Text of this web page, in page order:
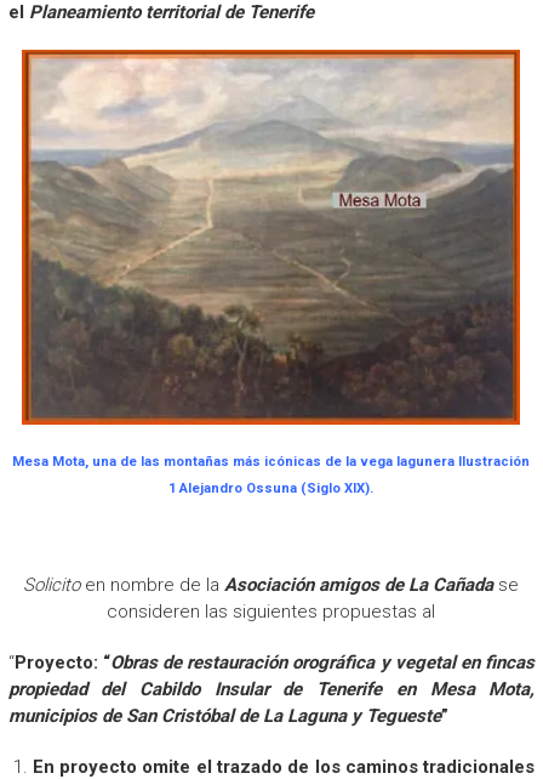
el Planeamiento territorial de Tenerife
Mesa Mota, una de las montañas más icónicas de la vega lagunera Ilustración
1 Alejandro Ossuna (Siglo XIX).
Solicito en nombre de laAsociación amigos de La Cañada se
consideren las siguientes propuestas al
“Proyecto: “Obras de restauración orográfica y vegetal en fincas
propiedad del Cabildo Insular de Tenerife en Mesa Mota,
municipios de San Cristóbal de La Laguna y Tegueste”
En proyecto omite el trazado de los caminos tradicionales